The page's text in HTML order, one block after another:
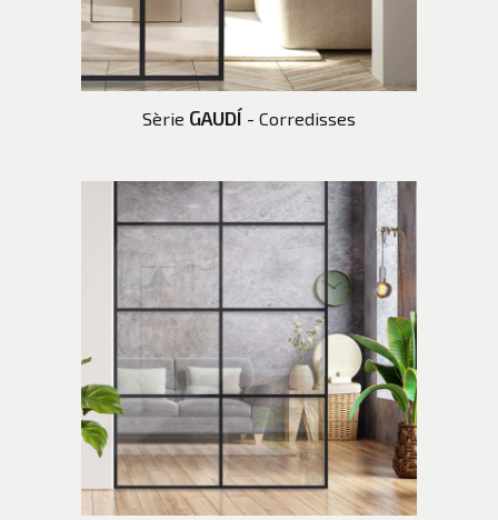
Sèrie GAUDÍ - Corredisses